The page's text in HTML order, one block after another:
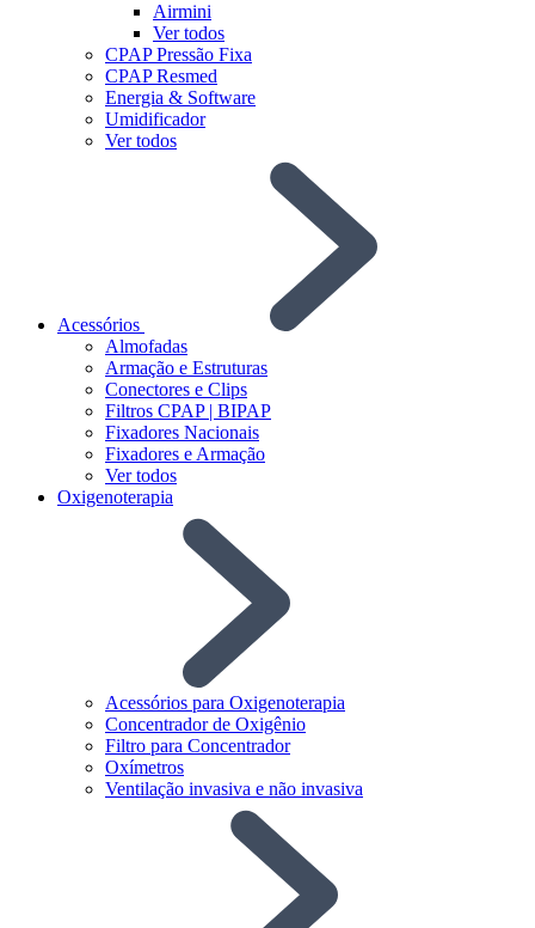
Airmini
Ver todos
CPAP Pressão Fixa
CPAP Resmed
Energia & Software
Umidificador
Ver todos
Acessórios
Almofadas
Armação e Estruturas
Conectores e Clips
Filtros CPAP | BIPAP
Fixadores Nacionais
Fixadores e Armação
Ver todos
Oxigenoterapia
Acessórios para Oxigenoterapia
Concentrador de Oxigênio
Filtro para Concentrador
Oxímetros
Ventilação invasiva e não invasiva